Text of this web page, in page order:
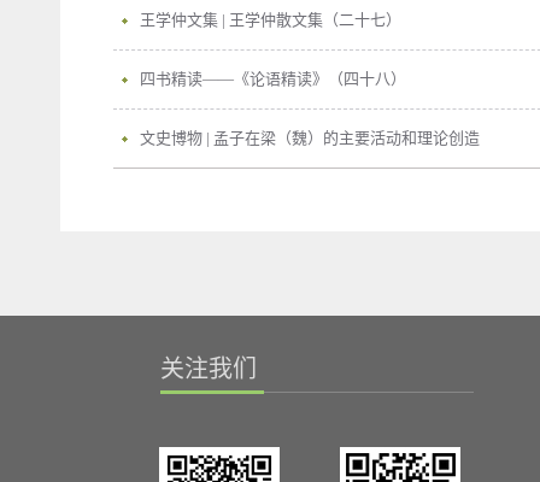
王学仲文集 | 王学仲散文集（二十七）
四书精读——《论语精读》（四十八）
文史博物 | 孟子在梁（魏）的主要活动和理论创造
关注我们